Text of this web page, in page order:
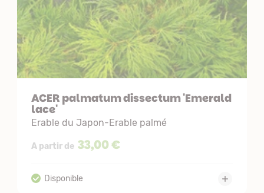
ACER palmatum dissectum 'Emerald
lace'
Erable du Japon-Erable palmé
A partir de 33,00 €